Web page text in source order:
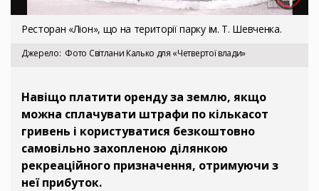
Ресторан «Ліон», що на території парку ім. Т. Шевченка.
Джерело Фото Світлани Калько для «Четвертої влади»
Навіщо платити оренду за землю, якщо
можна сплачувати штрафи по кількасот
гривень і користуватися безкоштовно
самовільно захопленою ділянкою
рекреаційного призначення, отримуючи з
неї прибуток.